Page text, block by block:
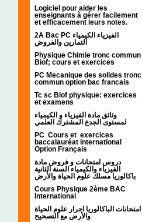
Logiciel pour aider les
enseignants à gérer facilement
et efficacement leurs notes.
2A Bac PC الفيزياء الكيمياء
التمارين والفروض
Physique Chimie tronc commun
Biof; cours et exercices
PC Mecanique des solides tronc
commun option bac francais
Tc sc Biof physique: exercices
et examens
وثائق مادة الفيزياء و الكيمياء
PC Cours et exercices
baccalauréat international
Option Français
دروس امتحانات و فروض مادة
الفيزياء والكيمياء السنة الثانية
باكالوريا مسلك علوم الحياة والأرض
Cours Physique 2ème BAC
International
امتحانات الباكالوريا احرار علوم الحياة
والأرض مع التصحيح